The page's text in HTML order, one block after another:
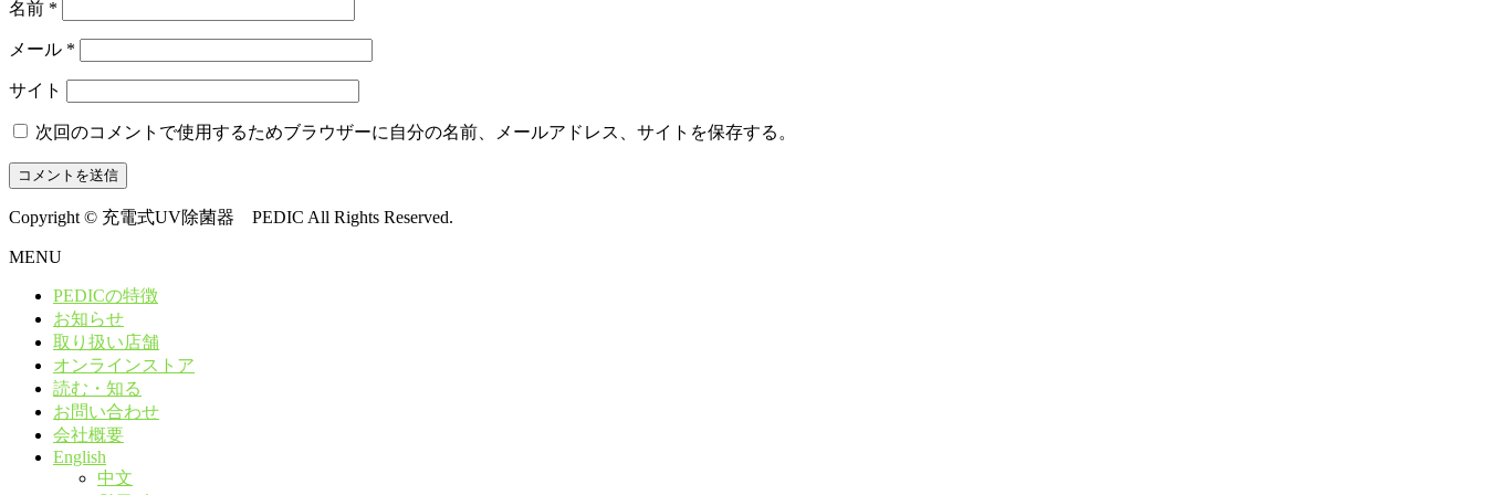
名前 *
メール *
サイト
次回のコメントで使用するためブラウザーに自分の名前、メールアドレス、サイトを保存する。
Copyright © 充電式UV除菌器 PEDIC All Rights Reserved.
MENU
PEDICの特徴
お知らせ
取り扱い店舗
オンラインストア
読む・知る
お問い合わせ
会社概要
English
中文